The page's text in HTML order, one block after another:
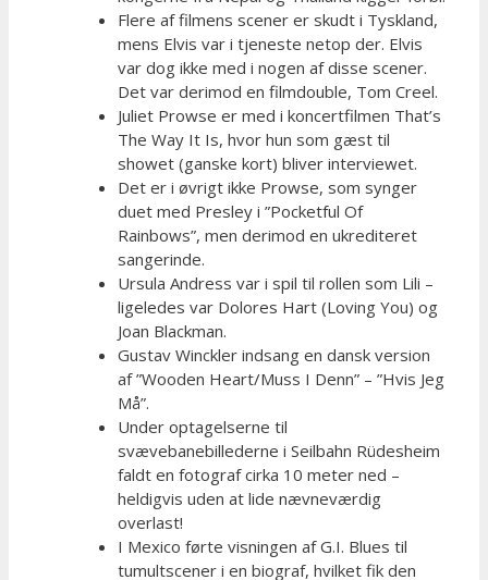
Flere af filmens scener er skudt i Tyskland,
mens Elvis var i tjeneste netop der. Elvis
var dog ikke med i nogen af disse scener.
Det var derimod en filmdouble, Tom Creel.
Juliet Prowse er med i koncertfilmen That’s
The Way It Is, hvor hun som gæst til
showet (ganske kort) bliver interviewet.
Det er i øvrigt ikke Prowse, som synger
duet med Presley i ”Pocketful Of
Rainbows”, men derimod en ukrediteret
sangerinde.
Ursula Andress var i spil til rollen som Lili –
ligeledes var Dolores Hart (Loving You) og
Joan Blackman.
Gustav Winckler indsang en dansk version
af ”Wooden Heart/Muss I Denn” – ”Hvis Jeg
Må”.
Under optagelserne til
svævebanebillederne i Seilbahn Rüdesheim
faldt en fotograf cirka 10 meter ned –
heldigvis uden at lide nævneværdig
overlast!
I Mexico førte visningen af G.I. Blues til
tumultscener i en biograf, hvilket fik den